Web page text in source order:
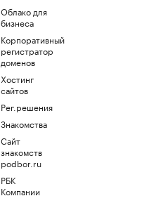
Облако для
бизнеса
Корпоративный
регистратор
доменов
Хостинг
сайтов
Рег.решения
Знакомства
Сайт
знакомств
podbor.ru
РБК
Компании